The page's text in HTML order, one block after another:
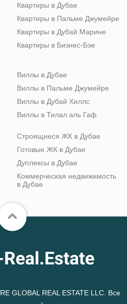
Квартиры в Дубае
Квартиры в Пальме Джумейре
Квартиры в Дубай Марине
Квартиры в Бизнес-Бэе
Виллы в Дубае
Виллы в Пальме Джумейре
Виллы в Дубай Хиллс
Виллы в Тилал аль Гаф
Строящиеся ЖК в Дубае
Готовые ЖК в Дубае
Дуплексы в Дубае
Коммерческая недвижимость
в Дубае
GLOBAL REAL ESTATE LLC. Все